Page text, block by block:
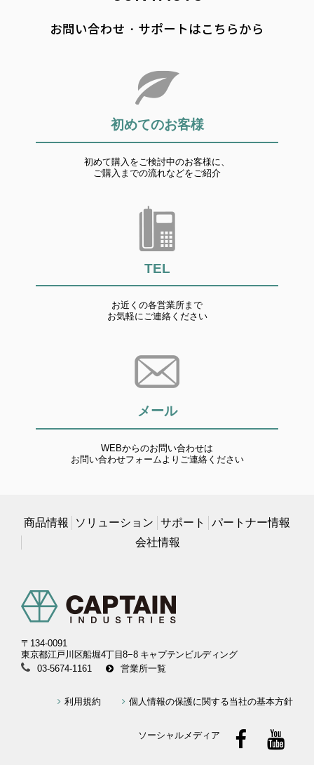
お問い合わせ・サポートはこちらから
初めてのお客様
初めて購入をご検討中のお客様に、
ご購入までの流れなどをご紹介
TEL
お近くの各営業所まで
お気軽にご連絡ください
メール
WEBからのお問い合わせは
お問い合わせフォームよりご連絡ください
商品情報 ソリューション サポート
パートナー情報
会社情報
〒134-0091
東京都江戸川区船堀4丁目8−8 キャプテンビルディング
03-5674-1161
営業所一覧
利用規約 個人情報の保護に関する当社の基本方針
ソーシャルメディア